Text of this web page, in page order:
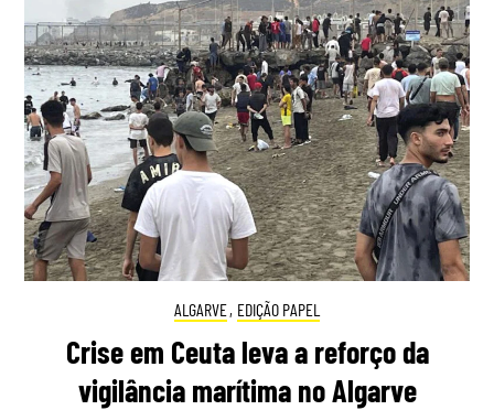
ALGARVE, EDIÇÃO PAPEL
Crise em Ceuta leva a reforço da
vigilância marítima no Algarve